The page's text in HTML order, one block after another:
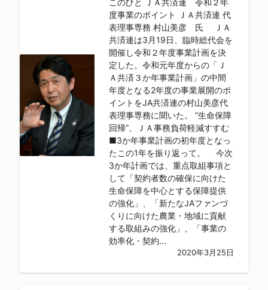
このひと ＪＡ共済連 令和２年
度事業のポイント ＪＡ共済連 代
表理事専務 村山美彦 氏 ＪＡ
共済連は3月19日、臨時総代会を
開催し令和２年度事業計画を決
定した。令和元年度からの「Ｊ
Ａ共済３か年事業計画」の中間
年度となる2年度の事業展開のポ
イントをJA共済連の村山美彦代
表理事専務に聞いた。 “生命保障
回帰”、ＪＡ事務負荷軽減すすむ
■3か年事業計画の初年度となっ
たこの1年を振り返って。 今次
3か年計画では、重点取組事項と
して「契約者数の確保に向けた
生命保障を中心とする保障提供
の強化」、「新たなJAファンづ
くりに向けた農業・地域に貢献
する取組みの強化」、「事業の
効率化・契約...
2020年3月25日